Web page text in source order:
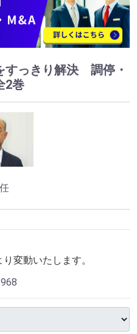
すっきり解決 調停・
2巻
変動いたします。